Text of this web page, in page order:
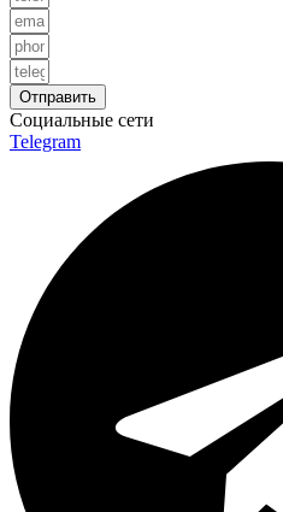
Отправить
Социальные сети
Telegram